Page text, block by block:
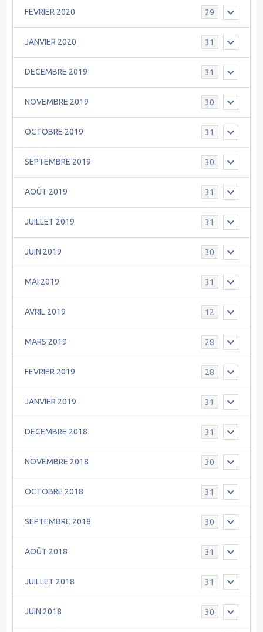
FEVRIER 2020 29
JANVIER 2020 31
DECEMBRE 2019 31
NOVEMBRE 2019 30
OCTOBRE 2019 31
SEPTEMBRE 2019 30
AOÛT 2019 31
JUILLET 2019 31
JUIN 2019 30
MAI 2019 31
AVRIL 2019 12
MARS 2019 28
FEVRIER 2019 28
JANVIER 2019 31
DECEMBRE 2018 31
NOVEMBRE 2018 30
OCTOBRE 2018 31
SEPTEMBRE 2018 30
AOÛT 2018 31
JUILLET 2018 31
JUIN 2018 30